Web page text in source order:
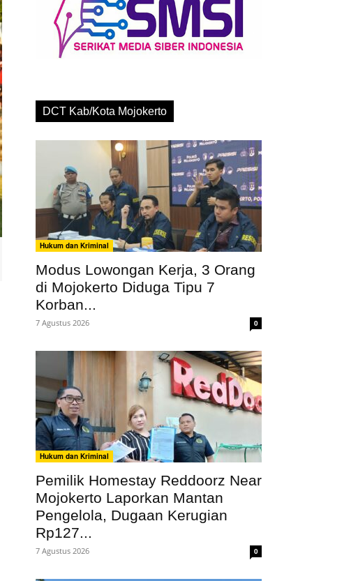
DCT Kab/Kota Mojokerto
Hukum dan Kriminal
Modus Lowongan Kerja, 3 Orang
di Mojokerto Diduga Tipu 7
Korban...
7 Agustus 2026 0
Hukum dan Kriminal
Pemilik Homestay Reddoorz Near
Mojokerto Laporkan Mantan
Pengelola, Dugaan Kerugian
Rp127...
7 Agustus 2026 0